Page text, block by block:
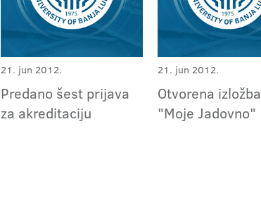
21. jun 2012.
Predano šest prijava
za akreditaciju
21. jun 2012.
Otvorena izložba
"Moje Jadovno"